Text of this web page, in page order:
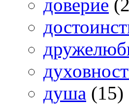
доверие
душа (15)